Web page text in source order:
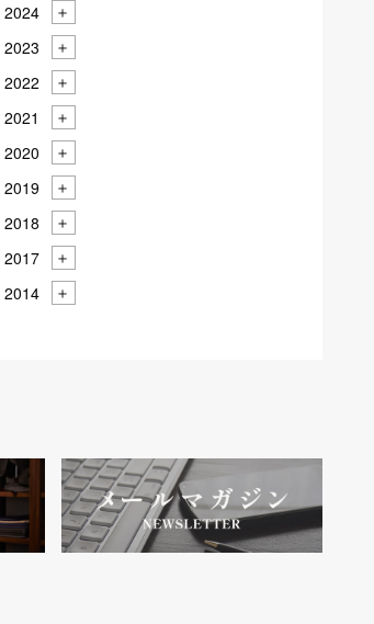
2024
2023
2022
2021
2020
2019
2018
2017
2014